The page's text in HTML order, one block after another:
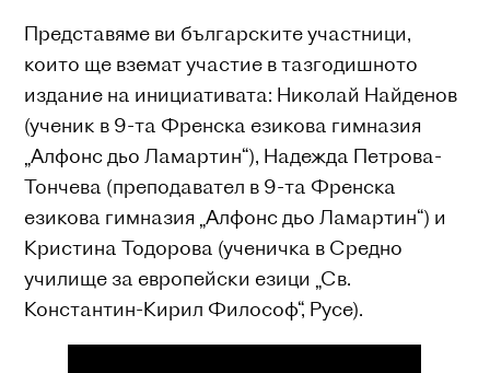
Представяме ви българските участници,
които ще вземат участие в тазгодишното
издание на инициативата: Николай Найденов
(ученик в 9-та Френска езикова гимназия
„Алфонс дьо Ламартин“), Надежда Петрова-
Тончева (преподавател в 9-та Френска
езикова гимназия „Алфонс дьо Ламартин“) и
Кристина Тодорова (ученичка в Средно
училище за европейски езици „Св.
Константин-Кирил Философ“, Русе).